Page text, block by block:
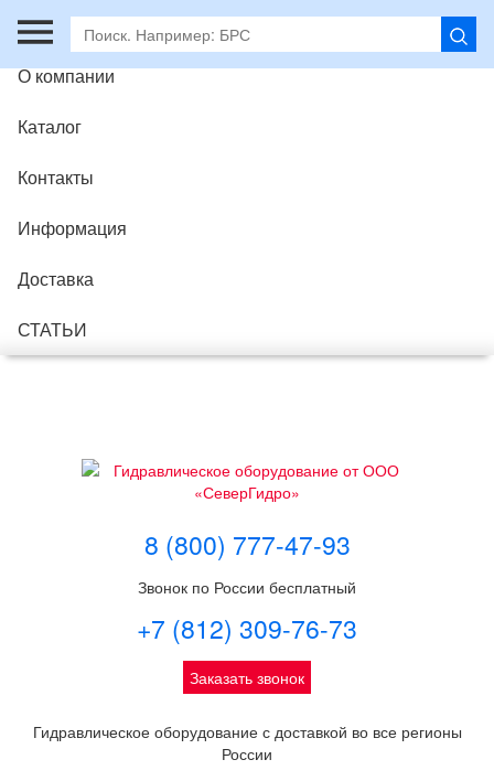
Главная
О компании
Каталог
Контакты
Информация
Доставка
СТАТЬИ
8 (800) 777-47-93
Звонок по России бесплатный
+7 (812) 309-76-73
Заказать звонок
Гидравлическое оборудование с доставкой во все регионы
России